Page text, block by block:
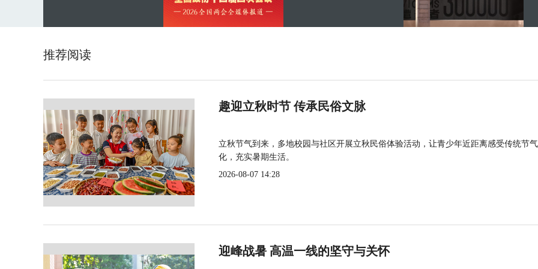
推荐阅读
趣迎立秋时节 传承民俗文脉
立秋节气到来，多地校园与社区开展立秋民俗体验活动，让青少年近距离感受传统节
化，充实暑期生活。
2026-08-07 14:28
迎峰战暑 高温一线的坚守与关怀